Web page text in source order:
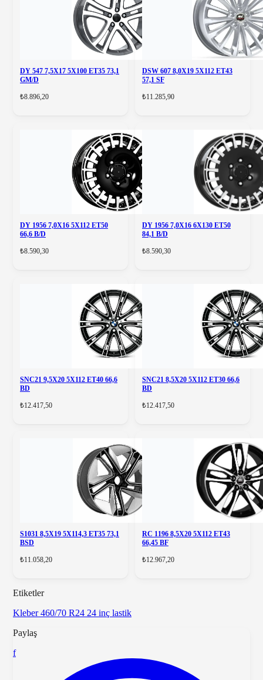
DY 547 7,5X17 5X100 ET35 73,1
GM/D
₺8.896,20
DSW 607 8,0X19 5X112 ET43
57,1 SF
₺11.285,90
DY 1956 7,0X16 5X112 ET50
66,6 B/D
₺8.590,30
DY 1956 7,0X16 6X130 ET50
84,1 B/D
₺8.590,30
SNC21 9,5X20 5X112 ET40 66,6
BD
₺12.417,50
SNC21 8,5X20 5X112 ET30 66,6
BD
₺12.417,50
S1031 8,5X19 5X114,3 ET35 73,1
BSD
₺11.058,20
RC 1196 8,5X20 5X112 ET43
66,45 BF
₺12.967,20
Etiketler
Kleber460/70 R24 24 inç lastik
Paylaş
f